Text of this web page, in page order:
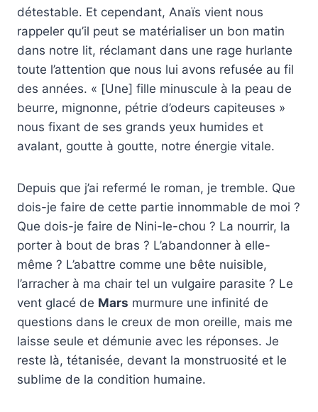
détestable. Et cependant, Anaïs vient nous
rappeler qu’il peut se matérialiser un bon matin
dans notre lit, réclamant dans une rage hurlante
toute l’attention que nous lui avons refusée au fil
des années. « [Une] fille minuscule à la peau de
beurre, mignonne, pétrie d’odeurs capiteuses »
nous fixant de ses grands yeux humides et
avalant, goutte à goutte, notre énergie vitale.
Depuis que j’ai refermé le roman, je tremble. Que
dois-je faire de cette partie innommable de moi ?
Que dois-je faire de Nini-le-chou ? La nourrir, la
porter à bout de bras ? L’abandonner à elle-
même ? L’abattre comme une bête nuisible,
l’arracher à ma chair tel un vulgaire parasite ? Le
vent glacé de Mars murmure une infinité de
questions dans le creux de mon oreille, mais me
laisse seule et démunie avec les réponses. Je
reste là, tétanisée, devant la monstruosité et le
sublime de la condition humaine.